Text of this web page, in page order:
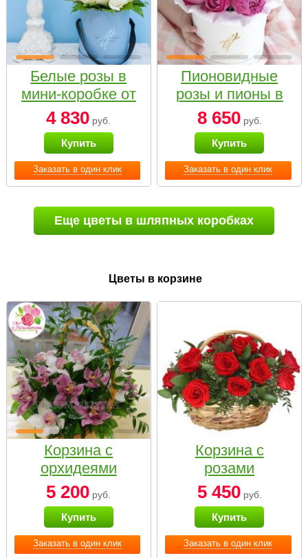
Заказать в один клик
Белые розы в
мини-коробке от
Bella Fiori
4 830 руб.
Купить
Заказать в один клик
Пионовидные
розы и пионы в
белой коробке
Small
8 650руб.
Купить
Еще цветы в шляпных коробках
Цветы в корзине
Заказать в один клик
Корзина с
орхидеями
малая
5 200 руб.
Купить
Заказать в один клик
Корзина с
розами
«Красный
Париж»
5 450руб.
Купить